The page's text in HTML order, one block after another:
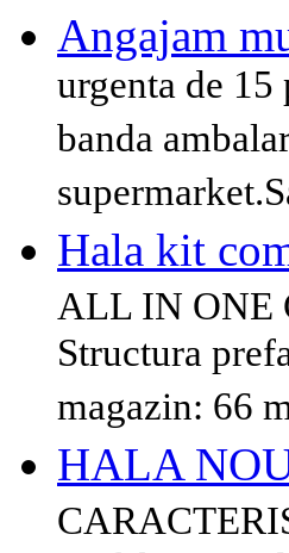
Angajam
urgenta de
banda
Hala kit
ALL IN ONE
Structura
magazin: 66
HALA